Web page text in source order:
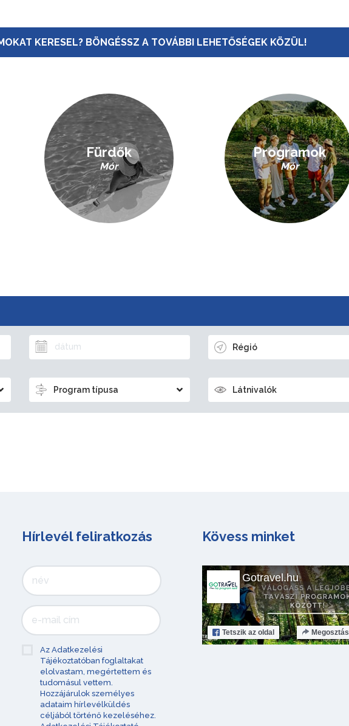
KERESEL? BÖNGÉSSZ A TOVÁBBI LEHETŐSÉGEK KÖZÜL!
Fürdők
Mór
Programok
Mór
Régió
Program típusa Látnivalók
Hírlevél feliratkozás
Az Adatkezelési
Tájékoztatóban foglaltakat
elolvastam, megértettem és
tudomásul vettem.
Hozzájárulok személyes
adataim hírlevélküldés
céljából történő kezeléséhez.
Kövess minket
Gotravel.hu
Tetszik az oldal Megosztás